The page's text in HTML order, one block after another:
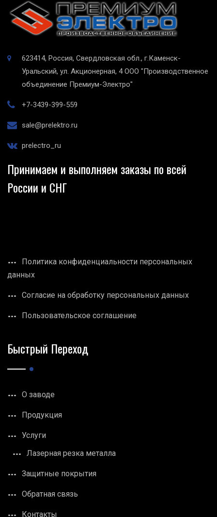
623414, Россия, Свердловская обл., г.Каменск-
Уральский, ул. Акционерная, 4 ООО "Производственное
объединение Премиум-Электро"
+7-3439-399-559
sale@prelektro.ru
prelectro_ru
Принимаем и выполняем заказы по всей
России и СНГ
Политика конфиденциальности персональных
данных
Согласие на обработку персональных данных
Пользовательское соглашение
Быстрый Переход
О заводе
Продукция
Услуги
Лазерная резка металла
Защитные покрытия
Обратная связь
Контакты